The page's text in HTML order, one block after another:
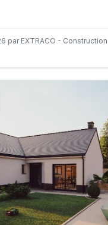
par EXTRACO - Construction |